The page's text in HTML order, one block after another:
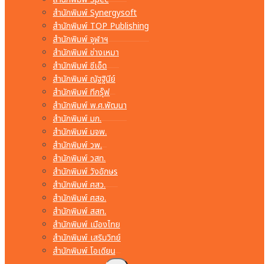
สำนักพิมพ์ Synergysoft
สำนักพิมพ์ TOP Publishing
สำนักพิมพ์ จุฬาฯ
สำนักพิมพ์ ช่างเหมา
สำนักพิมพ์ ซีเอ็ด
สำนักพิมพ์ ณัฐฐินีย์
สำนักพิมพ์ ทีกรุ๊ฟ
สำนักพิมพ์ พ.ศ.พัฒนา
สำนักพิมพ์ มก.
สำนักพิมพ์ มจพ.
สำนักพิมพ์ วพ.
สำนักพิมพ์ วสท.
สำนักพิมพ์ วังอักษร
สำนักพิมพ์ ศสว.
สำนักพิมพ์ ศสอ.
สำนักพิมพ์ สสท.
สำนักพิมพ์ เมืองไทย
สำนักพิมพ์ เสริมวิทย์
สำนักพิมพ์ โอเดียน